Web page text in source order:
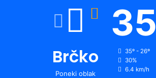
Brčko
Poneki oblak
35
35º - 26º
30%
6.4 km/h